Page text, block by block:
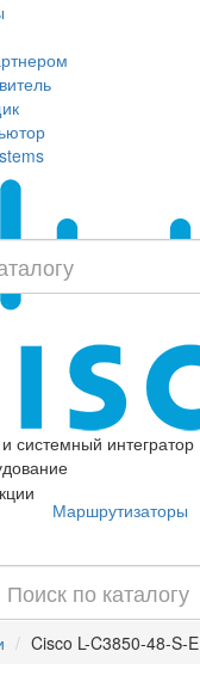
системный интегратор
Маршрутизаторы
Cisco L-C3850-48-S-E